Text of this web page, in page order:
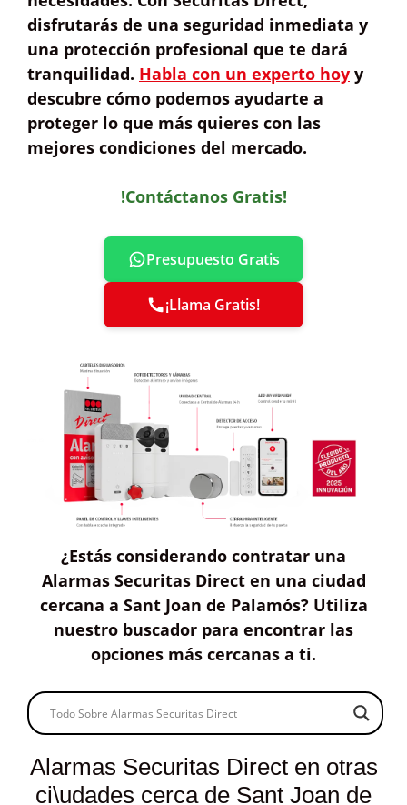
disfrutarás de una seguridad inmediata y
una protección profesional que te dará
tranquilidad. Habla con un experto hoy y
descubre cómo podemos ayudarte a
proteger lo que más quieres con las
mejores condiciones del mercado.
!Contáctanos Gratis!
Presupuesto Gratis
¡Llama Gratis!
¿Estás considerando contratar una
Alarmas Securitas Directen una ciudad
cercana a Sant Joan de Palamós? Utiliza
nuestro buscador para encontrar las
opciones más cercanas a ti.
Alarmas Securitas Direct en otras
ci\udades cerca de Sant Joan de